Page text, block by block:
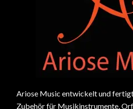
Ariose Music entwickelt und
Zubehör für Musikinstrumente,